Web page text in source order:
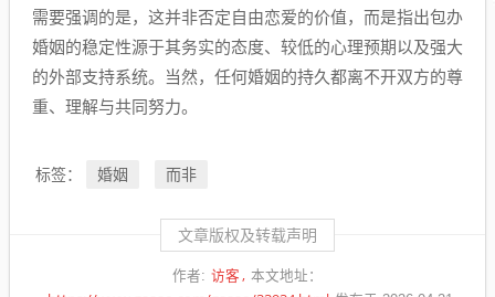
需要强调的是，这并非否定自由恋爱的价值，而是指出包办
婚姻的稳定性源于其务实的态度、较低的心理预期以及强大
的外部支持系统。当然，任何婚姻的持久都离不开双方的尊
重、理解与共同努力。
标签： 婚姻 而非
文章版权及转载声明
作者: 访客 本文地址：